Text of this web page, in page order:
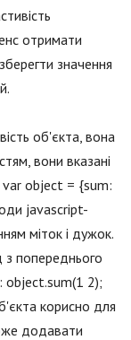
отримати
значення
об'єкта, вона
вони вказані
var object = {sum:
jаvascript-
міток і дужок.
попереднього
object.sum(1 2);
корисно для
додавати